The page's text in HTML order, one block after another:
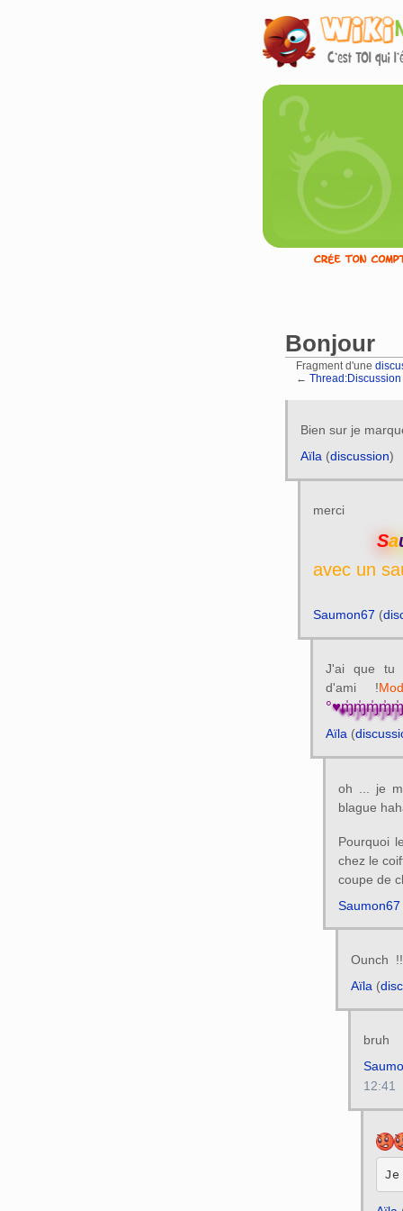
Bonjour
Fragment d'une
←
Bien sur je
Aïla (discussion)
merci
Sa
saumon
Saumon67 (
J'ai que tu
d'ami !
Aïla (
oh ... je
blague
Pourquoi
chez le
coupe de
Saumon67
Ounch
Aïla (
bruh
12:41